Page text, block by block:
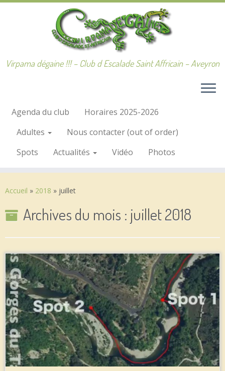
Passer
Virpama dégaine !!! – Club d Escalade Saint Affricain – Aveyron
Agenda du club
Horaires 2025-2026
Adultes
Nous contacter (out of order)
Spots
Actualités Vidéo Photos
Accueil » 2018 » juillet
Archives du mois : juillet 2018